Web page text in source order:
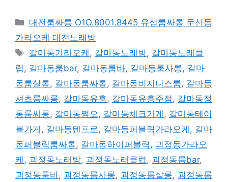
카
테
고
리
대전룸싸롱 O1O.8001.8445 유성룸싸롱 둔산동
가라오케 대전노래방
태
그
갈마동가라오케 , 갈마동노래방, 갈마동노래클
럽 , 갈마동룸bar, 갈마동룸바, 갈마동룸사롱, 갈마
동룸살롱, 갈마동룸싸롱, 갈마동비지니스룸, 갈마동
셔츠룸싸롱, 갈마동유흥, 갈마동유흥주점 , 갈마동정
통룸싸롱, 갈마동쩜오 , 갈마동체크가게 , 갈마동테이
블가게 , 갈마동텐프로 , 갈마동퍼블릭가라오케 , 갈마
동퍼블릭룸싸롱, 갈마동하이퍼블릭 , 괴정동가라오
케 , 괴정동노래방, 괴정동노래클럽 , 괴정동룸bar,
괴정동룸바, 괴정동룸사롱, 괴정동룸살롱, 괴정동룸